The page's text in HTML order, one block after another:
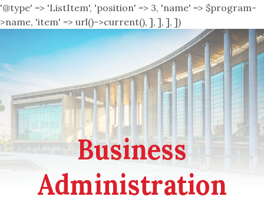
'@type' => 'ListItem', 'position' => 3, 'name' => $program-
>name, 'item' => url()->current(), ], ], ], ])
Business
Administration